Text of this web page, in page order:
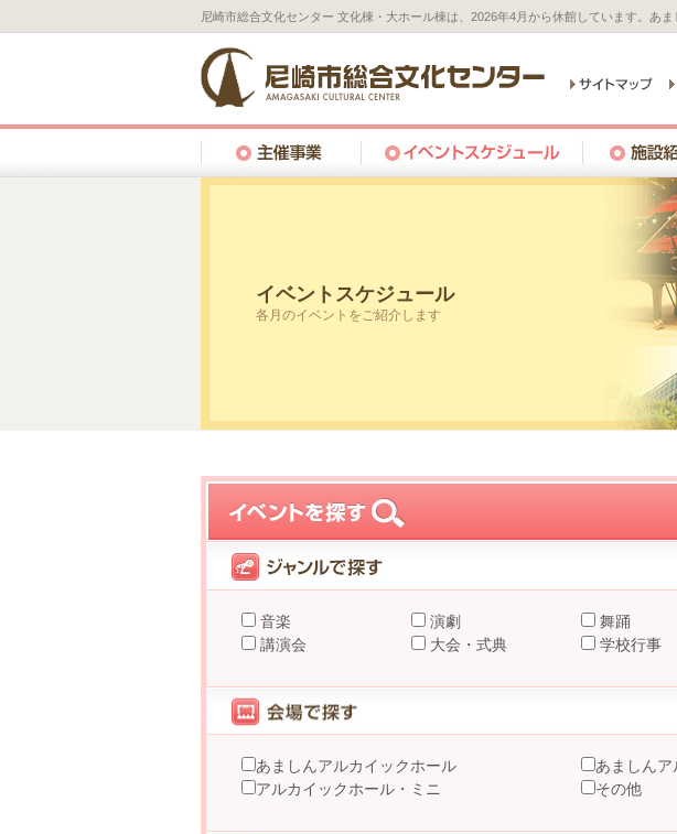
尼崎市総合文化センター 文化棟・大ホール棟は、2026年4月から休館しています。あ
イベントスケジュール
各月のイベントをご紹介します
音楽 演劇 舞踊
講演会
大会・式典 学校行事
あましんアルカイックホール
あましんア
アルカイックホール・ミニ
その他